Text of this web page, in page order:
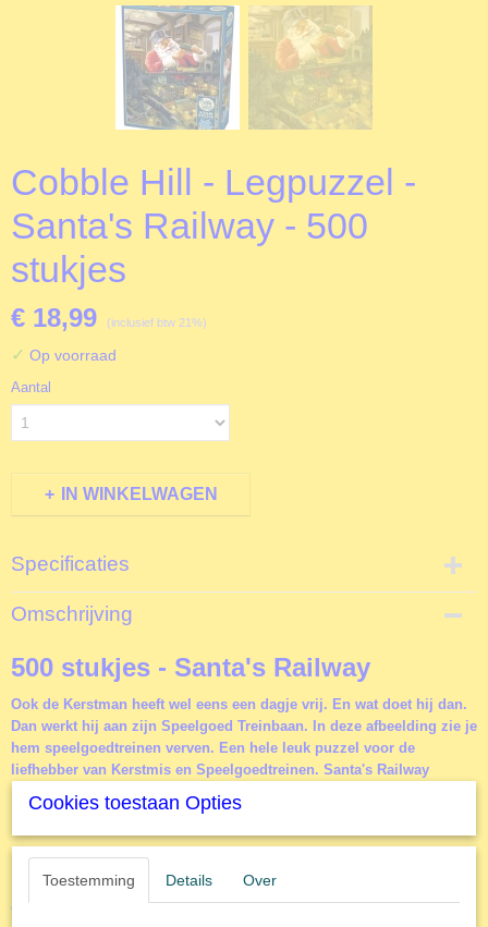
Cobble Hill - Legpuzzel -
Santa's Railway - 500
stukjes
€ 18,99 (inclusief btw 21%)
✓ Op voorraad
Aantal
IN WINKELWAGEN
Specificaties
Productcode
L85066
625012850667
Productcode leverancier
Cobble Hill
Omschrijving
500 stukjes - Santa's Railway
Ook de Kerstman heeft wel eens een dagje vrij. En wat doet hij dan.
Dan werkt hij aan zijn Speelgoed Treinbaan. In deze afbeelding zie je
hem speelgoedtreinen verven. Een hele leuk puzzel voor de
liefhebber van Kerstmis en Speelgoedtreinen. Santa's Railway
Cobble Hill Kerst Kerstman
Legpuzzel
Cobble Hill
is opgericht in 2005 met de wens om
Cookies toestaan Opties
Toestemming Details Over